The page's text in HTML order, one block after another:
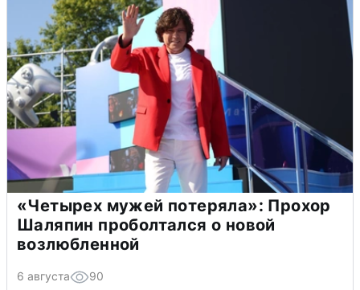
«Четырех мужей потеряла»: Прохор
Шаляпин проболтался о новой
возлюбленной
6 августа 90